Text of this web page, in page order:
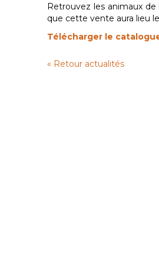
Retrouvez les animaux de
que cette vente aura lieu
Télécharger le
« Retour actualités